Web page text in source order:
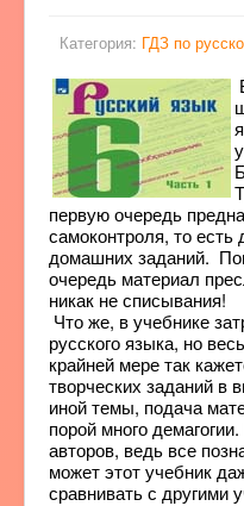
Категория: ГДЗ по
первую очередь
самоконтроля, то есть
домашних заданий.
очередь материал
никак не списывания!
Что же, в учебнике
русского языка, но
крайней мере так
творческих заданий в
иной темы, подача
порой много
авторов, ведь все
может этот учебник
сравнивать с другими